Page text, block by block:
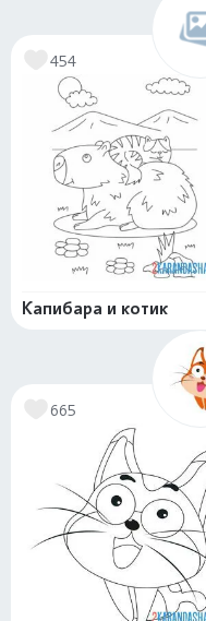
454
Капибара и котик
665